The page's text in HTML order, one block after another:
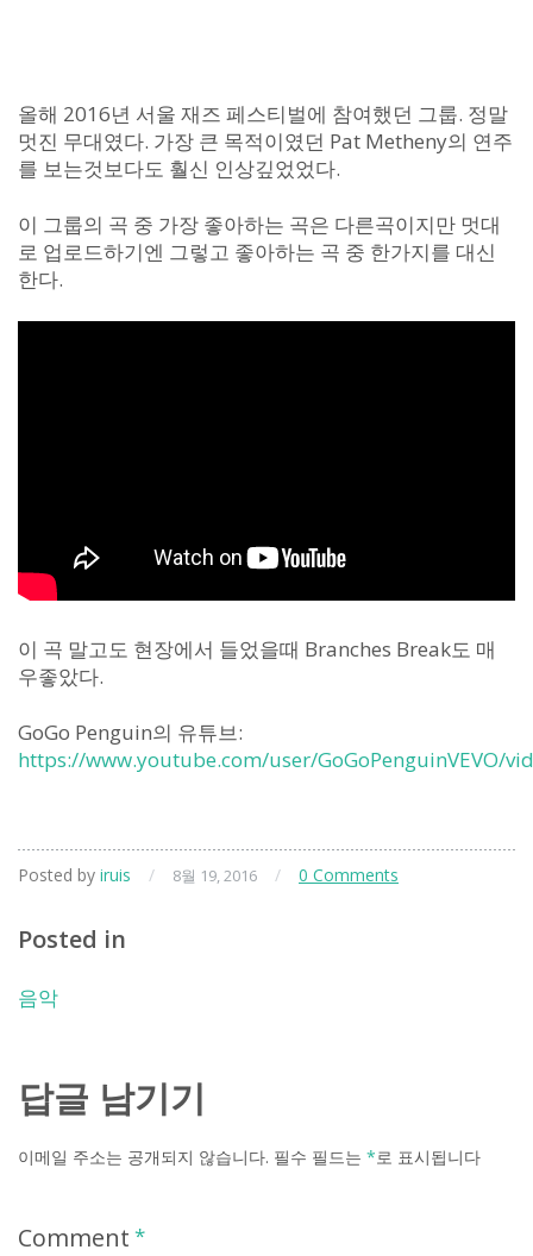
올해 2016년 서울 재즈 페스티벌에 참여했던 그룹. 정말
멋진 무대였다. 가장 큰 목적이였던 Pat Metheny의 연주
를 보는것보다도 훨신 인상깊었었다.
이 그룹의 곡 중 가장 좋아하는 곡은 다른곡이지만 멋대
로 업로드하기엔 그렇고 좋아하는 곡 중 한가지를 대신
한다.
이 곡 말고도 현장에서 들었을때 Branches Break도 매
우좋았다.
GoGo Penguin의 유튜브:
https://www.youtube.com/user/GoGoPenguinVEVO/
Posted by iruis / 8월 19, 2016 / 0 Comments
Posted in
음악
답글 남기기
이메일 주소는 공개되지 않습니다. 필수 필드는 *로 표시됩니다
Comment *